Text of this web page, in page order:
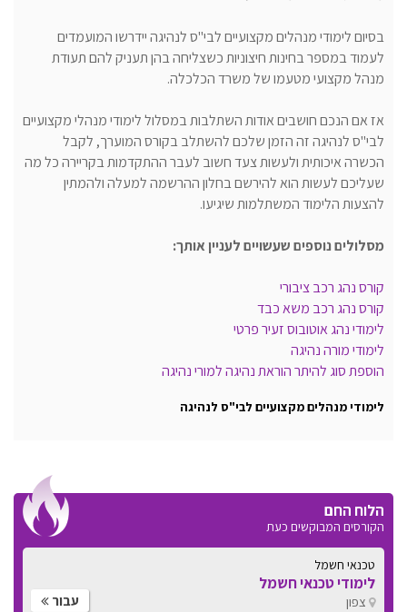
בסיום לימודי מנהלים מקצועיים לבי"ס לנהיגה יידרשו המועמדים
לעמוד במספר בחינות חיצוניות כשצליחה בהן תעניק להם תעודת
מנהל מקצועי מטעמו של משרד הכלכלה.
אז אם הנכם חושבים אודות השתלבות במסלול לימודי מנהלי מקצועיים
לבי"ס לנהיגה זה הזמן שלכם להשתלב בקורס המוערך, לקבל
הכשרה איכותית ולעשות צעד חשוב לעבר ההתקדמות בקריירה כל מה
שעליכם לעשות הוא להירשם בחלון ההרשמה למעלה ולהמתין
להצעות הלימוד המשתלמות שיגיעו.
מסלולים נוספים שעשויים לעניין אותך:
קורס נהג רכב ציבורי
קורס נהג רכב משא כבד
לימודי נהג אוטובוס זעיר פרטי
לימודי מורה נהיגה
הוספת סוג להיתר הוראת נהיגה למורי נהיגה
לימודי מנהלים מקצועיים לבי"ס לנהיגה
הלוח החם
הקורסים המבוקשים כעת
טכנאי חשמל
לימודי טכנאי חשמל
צפון עבור